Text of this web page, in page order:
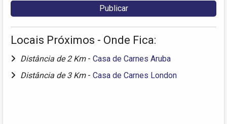
Locais Próximos - Onde Fica:
Distância de 2 Km - Casa de Carnes Aruba
Distância de 3 Km - Casa de Carnes London